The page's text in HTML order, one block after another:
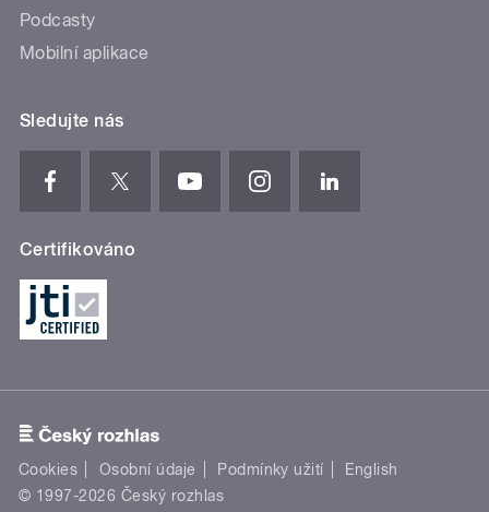
Podcasty
Mobilní aplikace
Sledujte nás
Certifikováno
Cookies Osobní údaje Podmínky užití
English
© 1997-2026 Český rozhlas